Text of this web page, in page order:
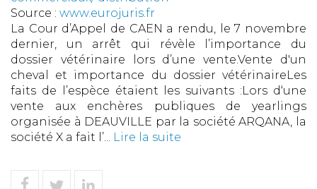
Source : www.eurojuris.fr
La Cour d’Appel de CAEN a rendu, le 7 novembre
dernier, un arrêt qui révèle l’importance du
dossier vétérinaire lors d’une vente.Vente d'un
cheval et importance du dossier vétérinaireLes
faits de l’espèce étaient les suivants :Lors d‘une
vente aux enchères publiques de yearlings
organisée à DEAUVILLE par la société ARQANA, la
société X a fait l’...
Lire la suite